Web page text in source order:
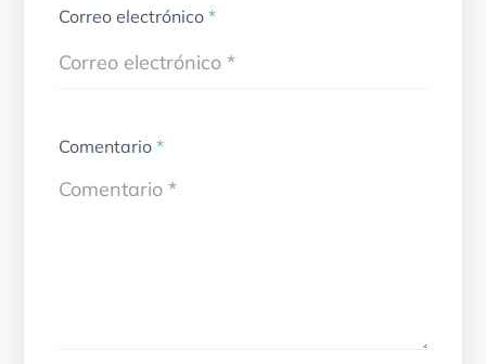
Correo electrónico*
Comentario*